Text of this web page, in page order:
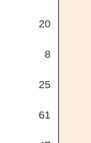
20
8
25
61